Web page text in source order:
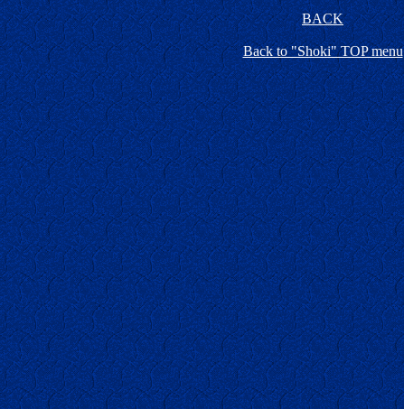
BACK
Back to "Shoki" TOP menu